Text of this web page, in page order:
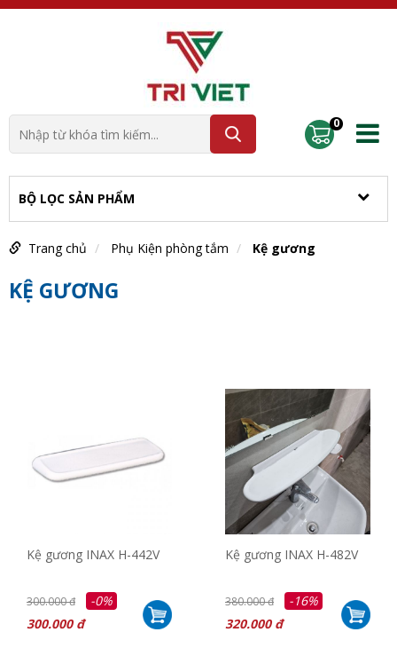
0
BỘ LỌC SẢN PHẨM
Trang chủ Phụ Kiện phòng tắm Kệ gương
KỆ GƯƠNG
Kệ gương INAX H-442V
300.000 đ
-0%
300.000 đ
Kệ gương INAX H-482V
380.000 đ
-16%
320.000 đ